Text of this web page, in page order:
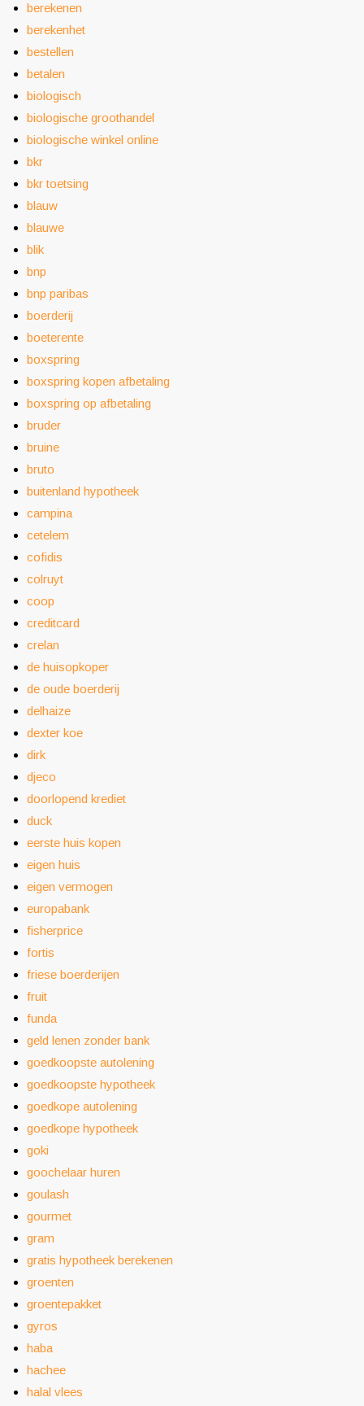
berekenen
berekenhet
bestellen
betalen
biologisch
biologische groothandel
biologische winkel online
bkr
bkr toetsing
blauw
blauwe
blik
bnp
bnp paribas
boerderij
boeterente
boxspring
boxspring kopen afbetaling
boxspring op afbetaling
bruder
bruine
bruto
buitenland hypotheek
campina
cetelem
cofidis
colruyt
coop
creditcard
crelan
de huisopkoper
de oude boerderij
delhaize
dexter koe
dirk
djeco
doorlopend krediet
duck
eerste huis kopen
eigen huis
eigen vermogen
europabank
fisherprice
fortis
friese boerderijen
fruit
funda
geld lenen zonder bank
goedkoopste autolening
goedkoopste hypotheek
goedkope autolening
goedkope hypotheek
goki
goochelaar huren
goulash
gourmet
gram
gratis hypotheek berekenen
groenten
groentepakket
gyros
haba
hachee
halal vlees